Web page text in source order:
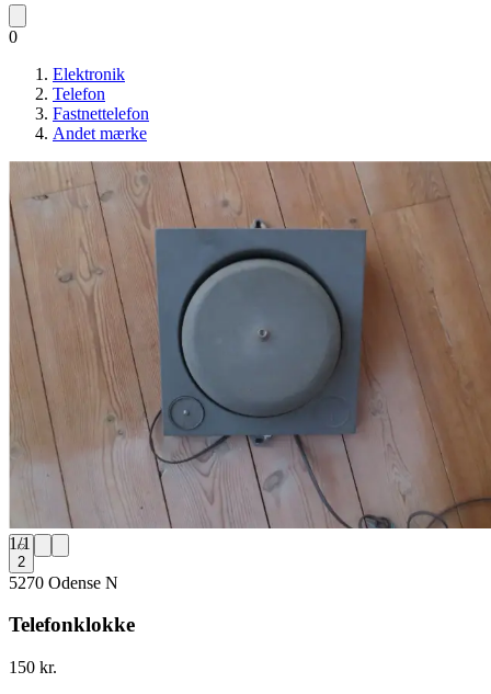
0
Elektronik
Telefon
Fastnettelefon
Andet mærke
1/1
2
5270 Odense N
Telefonklokke
150 kr.